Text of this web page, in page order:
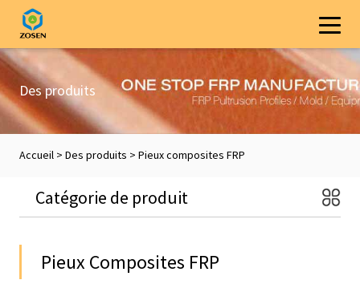
Des produits
Accueil> Des produits > Pieux composites FRP
Pieux Composites FRP
Catégorie de produit